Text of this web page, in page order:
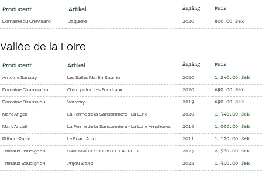
Producent Artikel Årgång Pris
Domaine du Chevillard Jaquiere 2020 800.00 Sek
Vallée de la Loire
Producent Artikel Årgång Pris
Antoine Sanzay Les Salles Martin Saumur 2020 1,240.00 Sek
Domaine Champalou Champalou Les Fondraux 2020 690.00 Sek
Domaine Champlou Vouvray 2019 690.00 Sek
Mark Angeli La Ferme de la Sansonniere - La Lune 2020 1,340.00 Sek
Mark Angeli La Ferme de la Sansonniere - La Lune Amphores 2016 1,000.00 Sek
Pithon-Paille Le Ecart Anjou 2011 1,120.00 Sek
Thibaud Boudignon SAVENNIÈRES "CLOS DE LA HUTTE 2023 2,570.00 Sek
Thinaud Boudignon Anjou Blanc 2022 1,310.00 Sek